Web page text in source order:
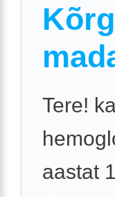
Tere!
aastat